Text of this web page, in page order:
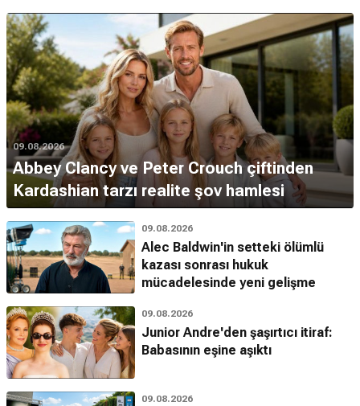
09.08.2026
Abbey Clancy ve Peter Crouch çiftinden
Kardashian tarzı realite şov hamlesi
09.08.2026
Alec Baldwin'in setteki ölümlü
kazası sonrası hukuk
mücadelesinde yeni gelişme
09.08.2026
Junior Andre'den şaşırtıcı itiraf:
Babasının eşine aşıktı
09.08.2026